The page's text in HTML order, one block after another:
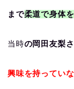
まで柔道で身体
当時の岡田友梨
興味を持ってい